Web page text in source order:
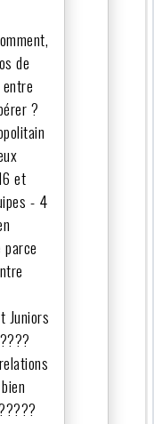
de
?
et
- 4
Juniors